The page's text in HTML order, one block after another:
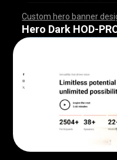
Custom hero banner
,,,,,,,,,,,,,,,,,,,,,,,,,,,
,,,,,,,,,,,,,,,,,,,,,,,,,,,
Hero Dark HOD-